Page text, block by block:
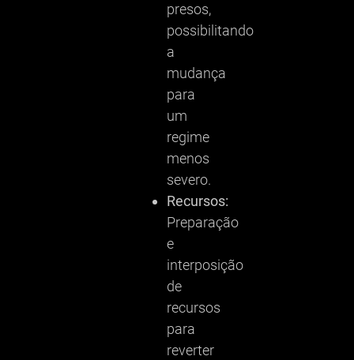
presos,
possibilitando
a
mudança
para
um
regime
menos
severo.
Recursos:
Preparação
e
interposição
de
recursos
para
reverter